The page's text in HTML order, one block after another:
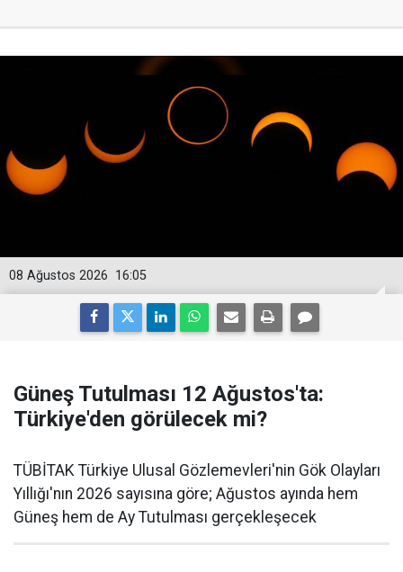
16:05
08 Ağustos 2026
Güneş Tutulması 12 Ağustos'ta:
Türkiye'den görülecek mi?
TÜBİTAK Türkiye Ulusal Gözlemevleri'nin Gök Olayları
Yıllığı'nın 2026 sayısına göre; Ağustos ayında hem
Güneş hem de Ay Tutulması gerçekleşecek